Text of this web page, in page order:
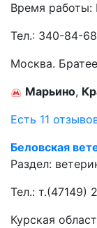
Время работы:
Тел.: 340-84-68
Москва.
Марьино,
Есть 11
Беловская
Раздел:
Тел.: т.(47149)
Курская